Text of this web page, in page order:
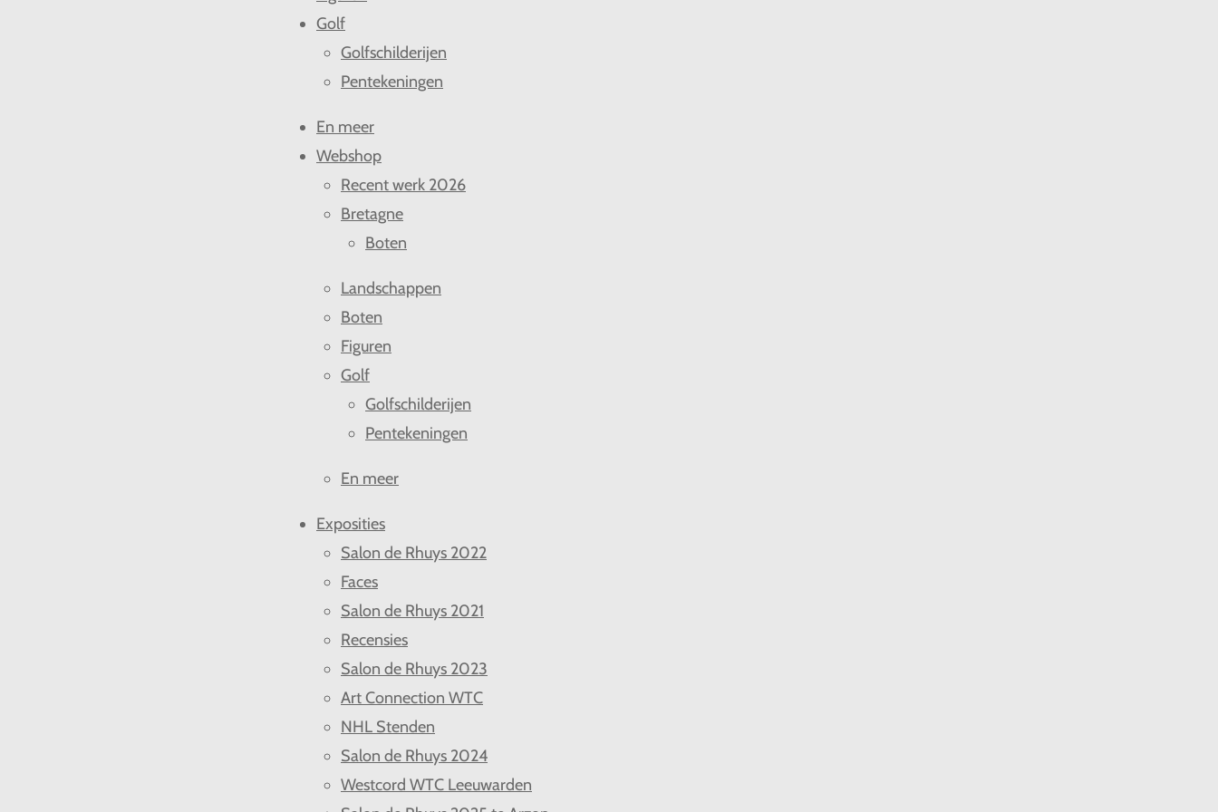
Golf
Golfschilderijen
Pentekeningen
En meer
Webshop
Recent werk 2026
Bretagne
Boten
Landschappen
Boten
Figuren
Golf
Golfschilderijen
Pentekeningen
En meer
Exposities
Salon de Rhuys 2022
Faces
Salon de Rhuys 2021
Recensies
Salon de Rhuys 2023
Art Connection WTC
NHL Stenden
Salon de Rhuys 2024
Westcord WTC Leeuwarden